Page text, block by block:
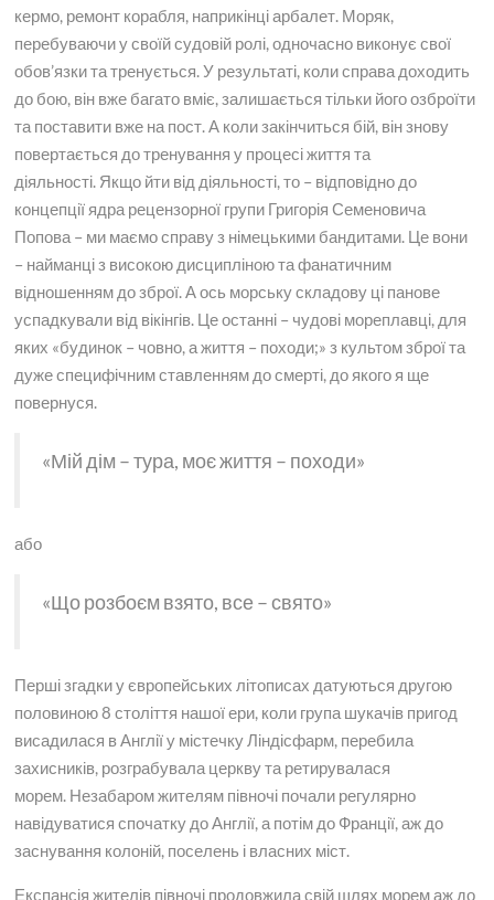
кермо, ремонт корабля, наприкінці арбалет. Моряк,
перебуваючи у своїй судовій ролі, одночасно виконує свої
обов’язки та тренується. У результаті, коли справа доходить
до бою, він вже багато вміє, залишається тільки його озброїти
та поставити вже на пост. А коли закінчиться бій, він знову
повертається до тренування у процесі життя та
діяльності. Якщо йти від діяльності, то – відповідно до
концепції ядра рецензорної групи Григорія Семеновича
Попова – ми маємо справу з німецькими бандитами. Це вони
– найманці з високою дисципліною та фанатичним
відношенням до зброї. А ось морську складову ці панове
успадкували від вікінгів. Це останні – чудові мореплавці, для
яких «будинок – човно, а життя – походи;» з культом зброї та
дуже специфічним ставленням до смерті, до якого я ще
повернуся.
«Мій дім – тура, моє життя – походи»
або
«Що розбоєм взято, все – свято»
Перші згадки у європейських літописах датуються другою
половиною 8 століття нашої ери, коли група шукачів пригод
висадилася в Англії у містечку Ліндісфарм, перебила
захисників, розграбувала церкву та ретирувалася
морем. Незабаром жителям півночі почали регулярно
навідуватися спочатку до Англії, а потім до Франції, аж до
заснування колоній, поселень і власних міст.
Експансія жителів півночі продовжила свій шлях морем аж до